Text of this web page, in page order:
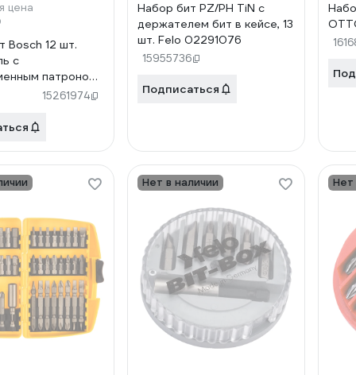
цена
Bosch 12 шт.
с
патроном
15261974
Набор бит PZ/PH TiN с
держателем бит в кейсе, 13
шт. Felo 02291076
15955736
Подписаться
Нет в наличии Нет